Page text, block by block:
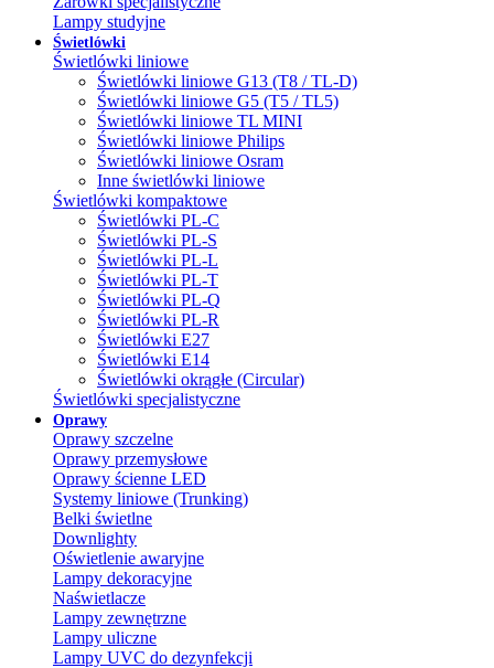
Lampy studyjne
Świetlówki
Świetlówki liniowe
Świetlówki liniowe G13 (T8 / TL-D)
Świetlówki liniowe G5 (T5 / TL5)
Świetlówki liniowe TL MINI
Świetlówki liniowe Philips
Świetlówki liniowe Osram
Inne świetlówki liniowe
Świetlówki kompaktowe
Świetlówki PL-C
Świetlówki PL-S
Świetlówki PL-L
Świetlówki PL-T
Świetlówki PL-Q
Świetlówki PL-R
Świetlówki E27
Świetlówki E14
Świetlówki okrągłe (Circular)
Świetlówki specjalistyczne
Oprawy
Oprawy szczelne
Oprawy przemysłowe
Oprawy ścienne LED
Systemy liniowe (Trunking)
Belki świetlne
Downlighty
Oświetlenie awaryjne
Lampy dekoracyjne
Naświetlacze
Lampy zewnętrzne
Lampy uliczne
Lampy UVC do dezynfekcji